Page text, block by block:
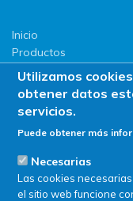
Inicio
Productos
LLG
Promociones
ServiSAT
Utilizamos
obtener datos
servicios.
Puede obtener más
Necesarias
Las cookies
el sitio web funcione